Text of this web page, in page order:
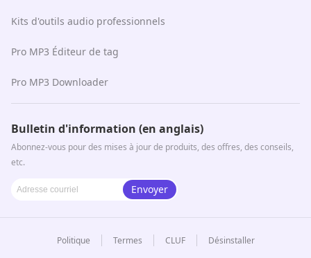
Kits d'outils audio professionnels
Pro MP3 Éditeur de tag
Pro MP3 Downloader
Bulletin d'information (en anglais)
Abonnez-vous pour des mises à jour de produits, des offres, des conseils,
etc.
Envoyer
Politique Termes CLUF Désinstaller